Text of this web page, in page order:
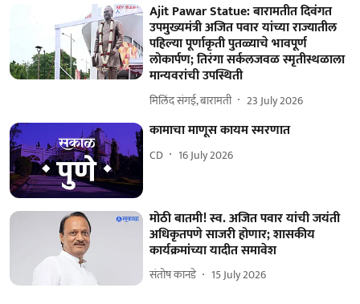
Ajit Pawar Statue: बारामतीत दिवंगत
उपमुख्यमंत्री अजित पवार यांच्या राज्यातील
पहिल्या पूर्णाकृती पुतळ्याचे भावपूर्ण
लोकार्पण; तिरंगा सर्कलजवळ स्मृतीस्थळाला
मान्यवरांची उपस्थिती
मिलिंद संगई, बारामती 23 July 2026
कामाचा माणूस कायम स्मरणात
CD 16 July 2026
मोठी बातमी! स्व. अजित पवार यांची जयंती
अधिकृतपणे साजरी होणार; शासकीय
कार्यक्रमांच्या यादीत समावेश
संतोष कानडे 15 July 2026